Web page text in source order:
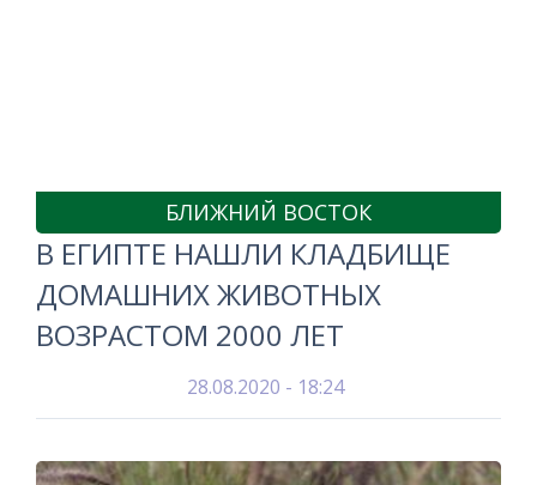
БЛИЖНИЙ ВОСТОК
В ЕГИПТЕ НАШЛИ КЛАДБИЩЕ
ДОМАШНИХ ЖИВОТНЫХ
ВОЗРАСТОМ 2000 ЛЕТ
28.08.2020 - 18:24